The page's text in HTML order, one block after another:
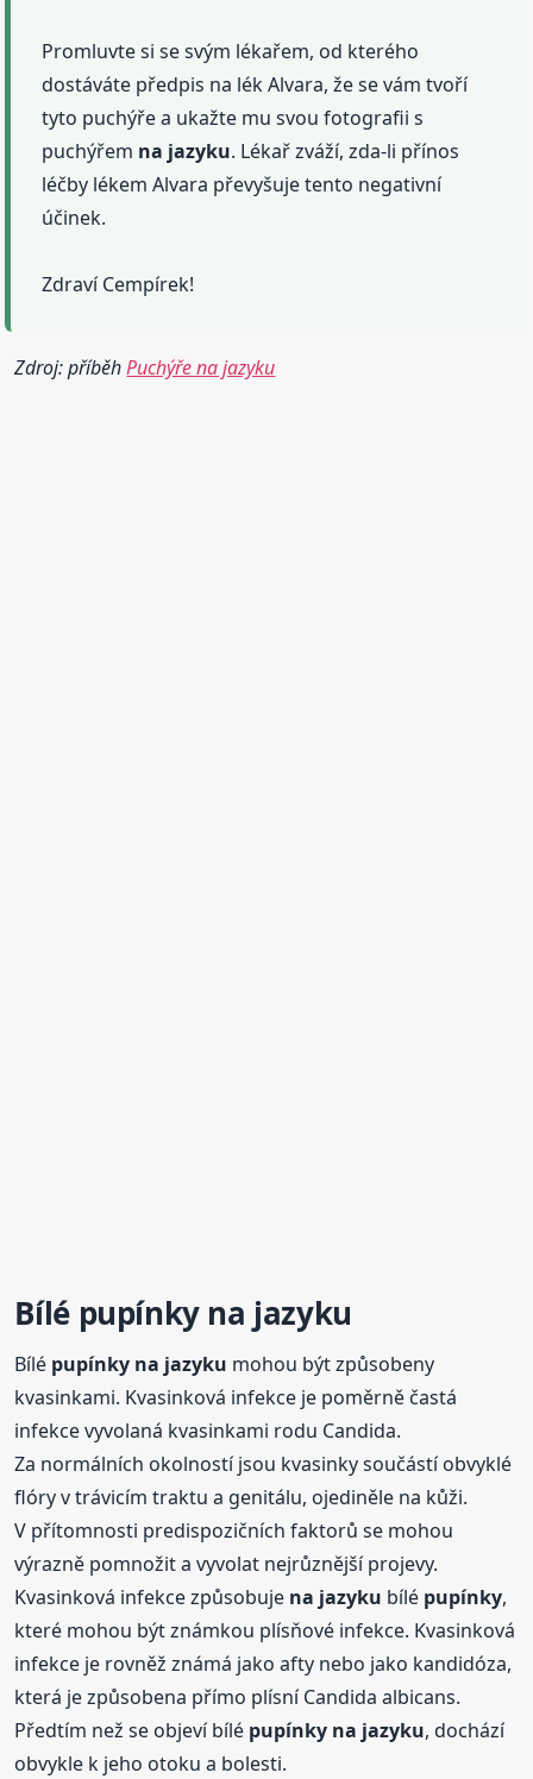
Promluvte si se svým lékařem, od kterého
dostáváte předpis na lék Alvara, že se vám tvoří
tyto puchýře a ukažte mu svou fotografii s
puchýřem na jazyku. Lékař zváží, zda-li přínos
léčby lékem Alvara převyšuje tento negativní
účinek.
Zdraví Cempírek!
Zdroj: příběhPuchýře na jazyku
Bílé pupínky na jazyku
Bílé pupínky na jazyku mohou být způsobeny
kvasinkami. Kvasinková infekce je poměrně častá
infekce vyvolaná kvasinkami rodu Candida.
Za normálních okolností jsou kvasinky součástí obvyklé
flóry v trávicím traktu a genitálu, ojediněle na kůži.
V přítomnosti predispozičních faktorů se mohou
výrazně pomnožit a vyvolat nejrůznější projevy.
Kvasinková infekce způsobuje na jazyku bílé pupínky,
které mohou být známkou plísňové infekce. Kvasinková
infekce je rovněž známá jako afty nebo jako kandidóza,
která je způsobena přímo plísní Candida albicans.
Předtím než se objeví bílé pupínky na jazyku, dochází
obvykle k jeho otoku a bolesti.